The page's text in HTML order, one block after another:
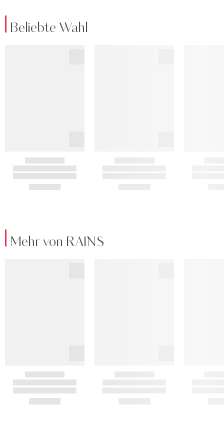
Beliebte Wahl
Mehr von RAINS